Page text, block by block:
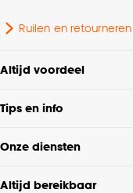
Ruilen en retourneren
Altijd voordeel
Tips en info
Onze diensten
Altijd bereikbaar